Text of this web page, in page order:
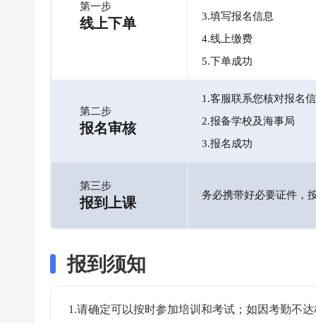
第一步
线上下单
3.填写报名信息
4.线上缴费
5.下单成功
第二步
报名审核
1.客服联系您核对报名
2.报备学校及海事局
3.报名成功
第三步
报到上课 务必携带好必要证件，
报到须知
1.请确定可以按时参加培训和考试；如因考勤不